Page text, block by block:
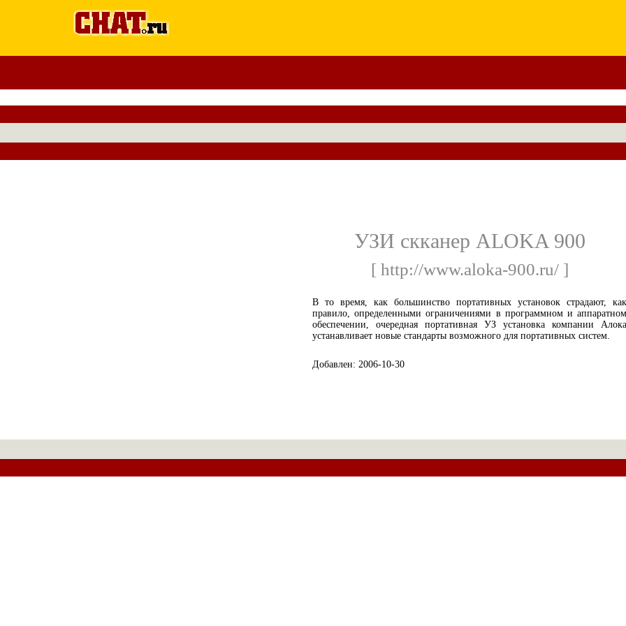
УЗИ скканер ALOKA 900
[ http://www.aloka-900.ru/ ]
В то время, как большинство портативных установок страдают, как
правило, определенными ограничениями в программном и аппаратном
обеспечении, очередная портативная УЗ установка компании Алока
устанавливает новые стандарты возможного для портативных систем.
Добавлен: 2006-10-30